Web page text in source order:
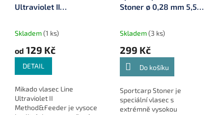
Ultraviolet II
Skladem(1 ks)
od 129 Kč
DETAIL
Mikado vlasec Line
Ultraviolet II
Method&Feeder je vysoce
Stoner ø 0,28 mm 5,5
Skladem(3 ks)
299 Kč
Do košíku
Sportcarp Stoner je
speciální vlasec s
extrémně vysokou